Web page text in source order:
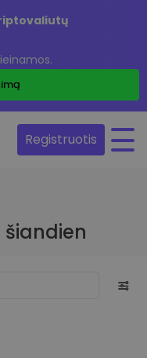
Registruotis